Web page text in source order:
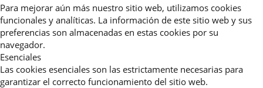
Para mejorar aún más nuestro sitio web, utilizamos cookies
funcionales y analíticas. La información de este sitio web y sus
preferencias son almacenadas en estas cookies por su
navegador.
Esenciales
Las cookies esenciales son las estrictamente necesarias para
garantizar el correcto funcionamiento del sitio web.